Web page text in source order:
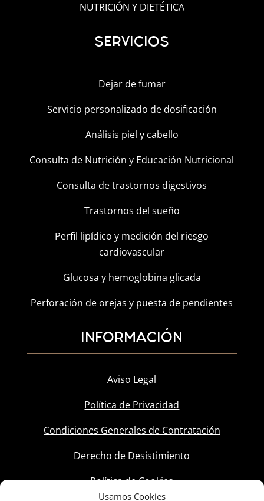
Usamos Cookies
NUTRICIÓN Y DIETÉTICA
SERVICIOS
Dejar de fumar
Servicio personalizado de dosificación
Análisis piel y cabello
Consulta de Nutrición y Educación Nutricional
Consulta de trastornos digestivos
Trastornos del sueño
Perfil lipídico y medición del riesgo
cardiovascular
Glucosa y hemoglobina glicada
Perforación de orejas y puesta de pendientes
INFORMACIÓN
Aviso Legal
Política de Privacidad
Condiciones Generales de Contratación
Derecho de Desistimiento
Política de Cookies